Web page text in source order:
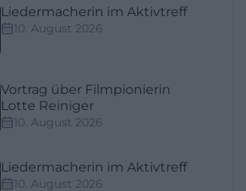
Liedermacherin im Aktivtreff
10. August 2026
Vortrag über Filmpionierin
Lotte Reiniger
10. August 2026
Liedermacherin im Aktivtreff
10. August 2026